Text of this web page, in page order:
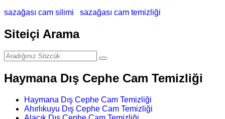
sazağası cam silimi
sazağası cam temizliği
Siteiçi Arama
Haymana Dış Cephe Cam Temizliği
Haymana Dış Cephe Cam Temizliği
Ahırlıkuyu Dış Cephe Cam Temizliği